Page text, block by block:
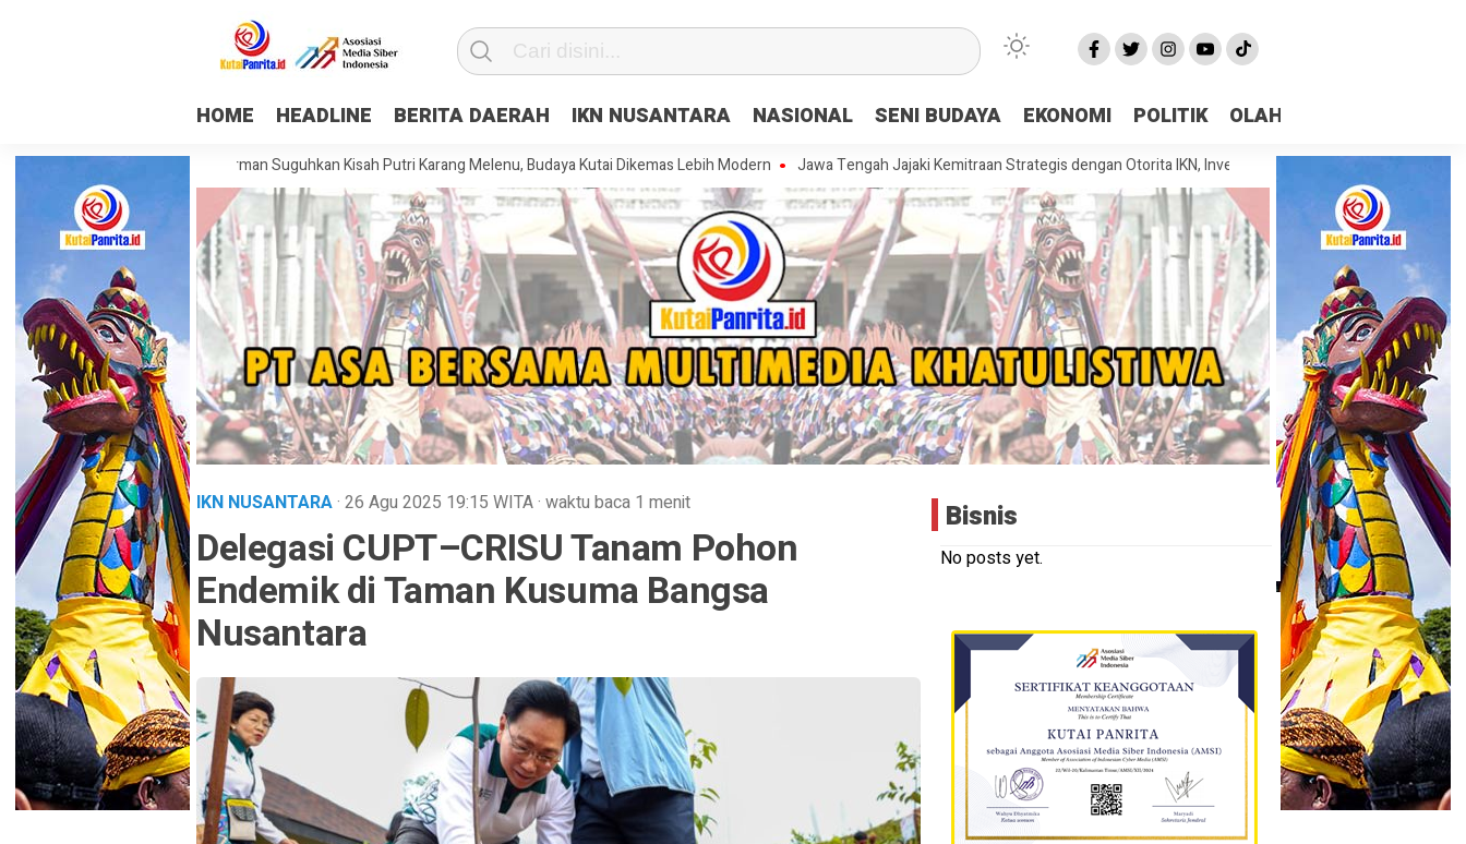
HOME HEADLINE BERITA DAERAH IKN NUSANTARA NASIONAL SENI BUDAYA EKONOMI POLITIK OLAHRAGA
Museum Mulawarman Suguhkan Kisah Putri Karang Melenu, Budaya Kutai Dikemas Lebih Modern Jawa Tengah Jajaki Kemitraan Strategis dengan Otorita IKN, Investasi dan Kolaborasi Jadi Fokus Pembahasan
IKN NUSANTARA· 26 Agu 2025 19:15 WITA· waktu baca 1 menit
Delegasi CUPT–CRISU Tanam Pohon
Endemik di Taman Kusuma Bangsa
Nusantara
Bisnis
No posts yet.